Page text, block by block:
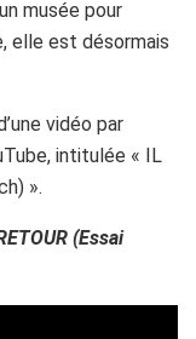
musée pour
elle est désormais
vidéo par
intitulée « IL
».
(Essai